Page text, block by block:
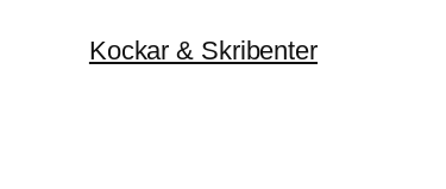
Kockar & Skribenter